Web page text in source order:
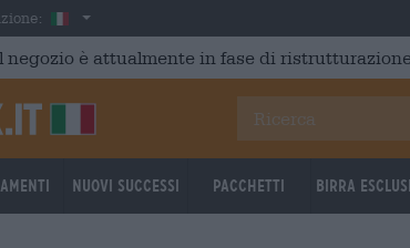
Italia
negozio è attualmente in fase di
Nuovi successi Pacchetti Birra